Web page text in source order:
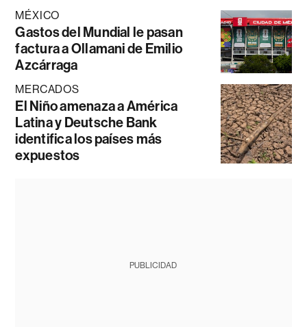
MÉXICO
Gastos del Mundial le pasan
factura a Ollamani de Emilio
Azcárraga
MERCADOS
El Niño amenaza a América
Latina y Deutsche Bank
identifica los países más
expuestos
PUBLICIDAD